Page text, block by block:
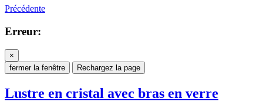
Précédente
Erreur:
×
fermer la fenêtre
Rechargez la page
Lustre en cristal avec bras en verre